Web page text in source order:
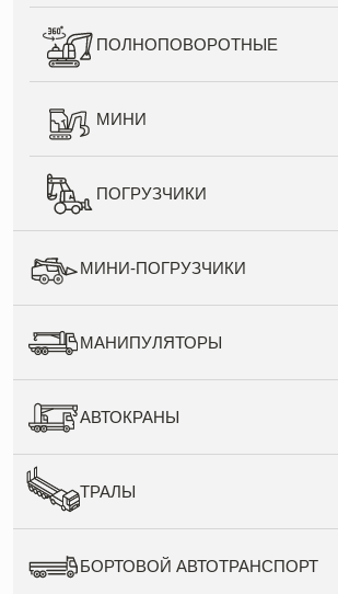
ПОЛНОПОВОРОТНЫЕ
МИНИ
ПОГРУЗЧИКИ
МИНИ-ПОГРУЗЧИКИ
МАНИПУЛЯТОРЫ
АВТОКРАНЫ
ТРАЛЫ
БОРТОВОЙ АВТОТРАНСПОРТ